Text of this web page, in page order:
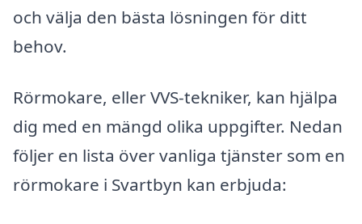
och välja den bästa lösningen för ditt
behov.
Rörmokare, eller VVS-tekniker, kan hjälpa
dig med en mängd olika uppgifter. Nedan
följer en lista över vanliga tjänster som en
rörmokare i Svartbyn kan erbjuda: